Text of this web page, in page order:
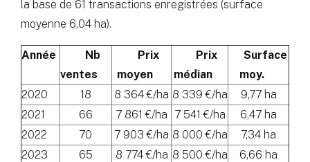
la base de 61 transactions enregistrées (surface
moyenne 6,04 ha).
Année
Nb
ventes
Prix
moyen
Prix
médian
Surface
moy.
2020
18 8 364 €/ha 8 339 €/ha
9,77 ha
2021
66 7 861 €/ha 7 541 €/ha
6,47 ha
2022
70 7 903 €/ha 8 000 €/ha
7,34 ha
2023
65 8 774 €/ha 8 500 €/ha
6,66 ha